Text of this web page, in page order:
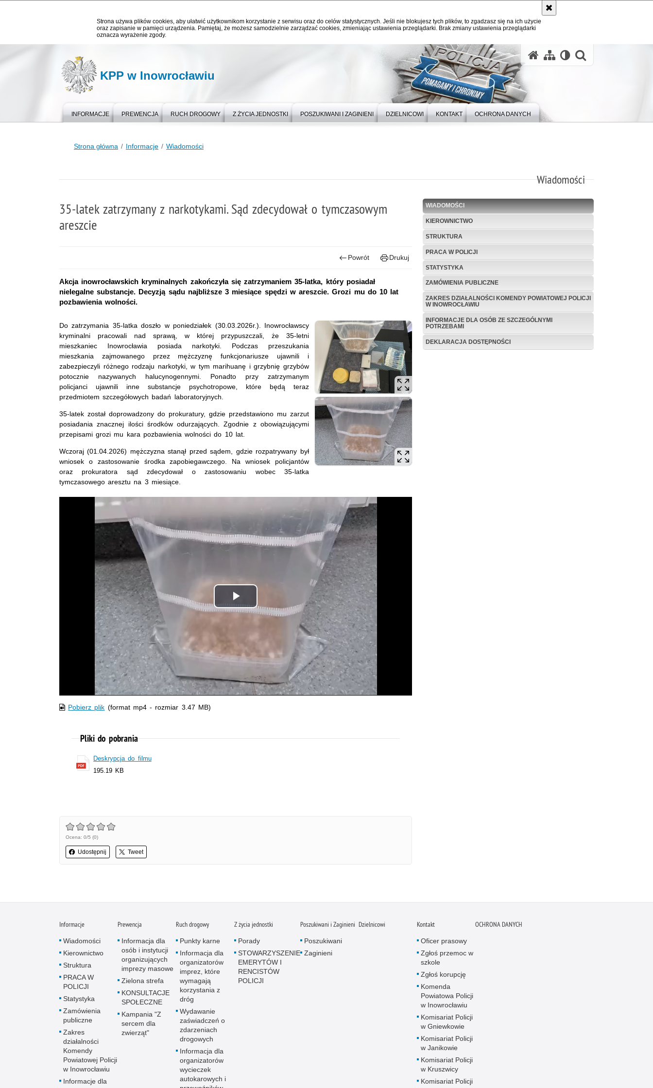
Strona używa plików cookies, aby ułatwić użytkownikom korzystanie z serwisu oraz do celów statystycznych. Jeśli nie blokujesz tych plików, to zgadzasz się na ich użycie
oraz zapisanie w pamięci urządzenia. Pamiętaj, że możesz samodzielnie zarządzać cookies, zmieniając ustawienia przeglądarki. Brak zmiany ustawienia przeglądarki
oznacza wyrażenie zgody.
KPP w Inowrocławiu
INFORMACJE PREWENCJA RUCH DROGOWY Z ŻYCIA JEDNOSTKI POSZUKIWANI I ZAGINIENI DZIELNICOWI KONTAKT OCHRONA DANYCH
Strona główna Informacje Wiadomości
Wiadomości
35-latek zatrzymany z narkotykami. Sąd zdecydował o tymczasowym
areszcie
Powrót Drukuj
Akcja inowrocławskich kryminalnych zakończyła się zatrzymaniem 35-latka, który posiadał
nielegalne substancje. Decyzją sądu najbliższe 3 miesiące spędzi w areszcie. Grozi mu do 10 lat
pozbawienia wolności.
Do zatrzymania 35-latka doszło w poniedziałek (30.03.2026r.). Inowrocławscy
kryminalni pracowali nad sprawą, w której przypuszczali, że 35-letni
mieszkaniec Inowrocławia posiada narkotyki. Podczas przeszukania
mieszkania zajmowanego przez mężczyznę funkcjonariusze ujawnili i
zabezpieczyli różnego rodzaju narkotyki, w tym marihuanę i grzybnię grzybów
potocznie nazywanych halucynogennymi. Ponadto przy zatrzymanym
policjanci ujawnili inne substancje psychotropowe, które będą teraz
przedmiotem szczegółowych badań laboratoryjnych.
35-latek został doprowadzony do prokuratury, gdzie przedstawiono mu zarzut
posiadania znacznej ilości środków odurzających. Zgodnie z obowiązującymi
przepisami grozi mu kara pozbawienia wolności do 10 lat.
Wczoraj (01.04.2026) mężczyzna stanął przed sądem, gdzie rozpatrywany był
wniosek o zastosowanie środka zapobiegawczego. Na wniosek policjantów
oraz prokuratora sąd zdecydował o zastosowaniu wobec 35-latka
tymczasowego aresztu na 3 miesiące.
Odtwórz
Pobierz plik (format mp4 - rozmiar 3.47 MB)
Pliki do pobrania
Deskrypcja do filmu
195.19 KB
Ocena: 0/5 (0)
Udostępnij Tweet
WIADOMOŚCI
KIEROWNICTWO
STRUKTURA
PRACA W POLICJI
STATYSTYKA
ZAMÓWIENIA PUBLICZNE
ZAKRES DZIAŁALNOŚCI KOMENDY POWIATOWEJ POLICJI
W INOWROCŁAWIU
INFORMACJE DLA OSÓB ZE SZCZEGÓLNYMI
POTRZEBAMI
DEKLARACJA DOSTĘPNOŚCI
Informacje
Wiadomości
Kierownictwo
Struktura
PRACA W
POLICJI
Statystyka
Zamówienia
publiczne
Zakres
działalności
Komendy
Powiatowej Policji
w Inowrocławiu
Informacje dla
Prewencja
Informacja dla
osób i instytucji
organizujących
imprezy masowe
Zielona strefa
KONSULTACJE
SPOŁECZNE
Kampania "Z
sercem dla
zwierząt"
Ruch drogowy
Punkty karne
Informacja dla
organizatorów
imprez, które
wymagają
korzystania z
dróg
Wydawanie
zaświadczeń o
zdarzeniach
drogowych
Informacja dla
organizatorów
wycieczek
autokarowych i
Z życia jednostki
Porady
STOWARZYSZENIE
EMERYTÓW I
RENCISTÓW
POLICJI
Poszukiwani i Zaginieni
Poszukiwani
Zaginieni
Dzielnicowi Kontakt
Oficer prasowy
Zgłoś przemoc w
szkole
Zgłoś korupcję
Komenda
Powiatowa Policji
w Inowrocławiu
Komisariat Policji
w Gniewkowie
Komisariat Policji
w Janikowie
Komisariat Policji
w Kruszwicy
Komisariat Policji
OCHRONA DANYCH